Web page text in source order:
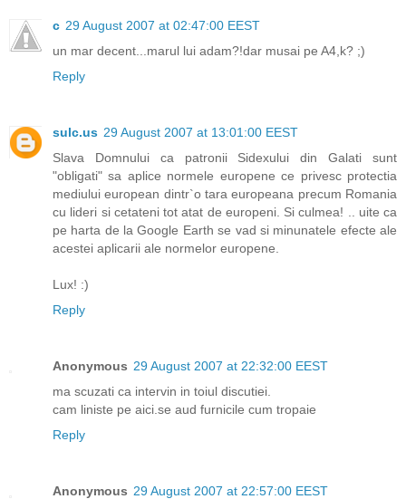
c 29 August 2007 at 02:47:00 EEST
un mar decent...marul lui adam?!dar musai pe A4,k? ;)
Reply
sulc.us 29 August 2007 at 13:01:00 EEST
Slava Domnului ca patronii Sidexului din Galati sunt
"obligati" sa aplice normele europene ce privesc protectia
mediului european dintr`o tara europeana precum Romania
cu lideri si cetateni tot atat de europeni. Si culmea! .. uite ca
pe harta de la Google Earth se vad si minunatele efecte ale
acestei aplicarii ale normelor europene.
Lux! :)
Reply
Anonymous 29 August 2007 at 22:32:00 EEST
ma scuzati ca intervin in toiul discutiei.
cam liniste pe aici.se aud furnicile cum tropaie
Reply
Anonymous 29 August 2007 at 22:57:00 EEST